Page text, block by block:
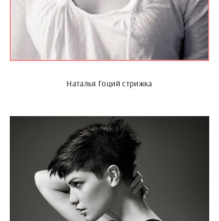
Наталья Гоций стрижка